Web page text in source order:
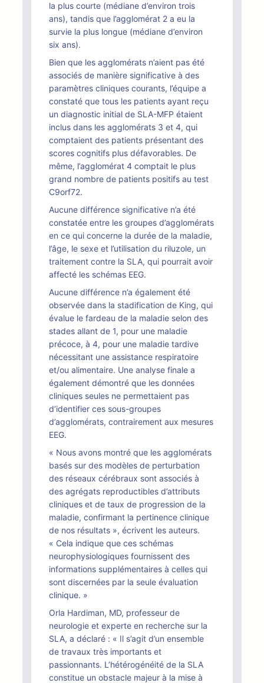
la plus courte (médiane d’environ trois
ans), tandis que l’agglomérat 2 a eu la
survie la plus longue (médiane d’environ
six ans).
Bien que les agglomérats n’aient pas été
associés de manière significative à des
paramètres cliniques courants, l’équipe a
constaté que tous les patients ayant reçu
un diagnostic initial de SLA-MFP étaient
inclus dans les agglomérats 3 et 4, qui
comptaient des patients présentant des
scores cognitifs plus défavorables. De
même, l’agglomérat 4 comptait le plus
grand nombre de patients positifs au test
C9orf72.
Aucune différence significative n’a été
constatée entre les groupes d’agglomérats
en ce qui concerne la durée de la maladie,
l’âge, le sexe et l’utilisation du riluzole, un
traitement contre la SLA, qui pourrait avoir
affecté les schémas EEG.
Aucune différence n’a également été
observée dans la stadification de King, qui
évalue le fardeau de la maladie selon des
stades allant de 1, pour une maladie
précoce, à 4, pour une maladie tardive
nécessitant une assistance respiratoire
et/ou alimentaire. Une analyse finale a
également démontré que les données
cliniques seules ne permettaient pas
d’identifier ces sous-groupes
d’agglomérats, contrairement aux mesures
EEG.
« Nous avons montré que les agglomérats
basés sur des modèles de perturbation
des réseaux cérébraux sont associés à
des agrégats reproductibles d’attributs
cliniques et de taux de progression de la
maladie, confirmant la pertinence clinique
de nos résultats », écrivent les auteurs.
« Cela indique que ces schémas
neurophysiologiques fournissent des
informations supplémentaires à celles qui
sont discernées par la seule évaluation
clinique. »
Orla Hardiman, MD, professeur de
neurologie et experte en recherche sur la
SLA, a déclaré : « Il s’agit d’un ensemble
de travaux très importants et
passionnants. L’hétérogénéité de la SLA
constitue un obstacle majeur à la mise à